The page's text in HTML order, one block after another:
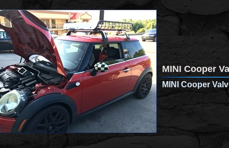
MINI Cooper
MINI Cooper